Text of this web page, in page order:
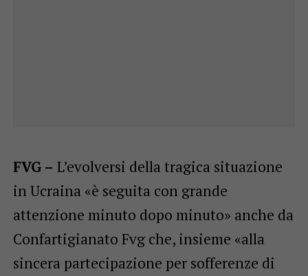
FVG – L’evolversi della tragica situazione
in Ucraina «è seguita con grande
attenzione minuto dopo minuto» anche da
Confartigianato Fvg che, insieme «alla
sincera partecipazione per sofferenze di